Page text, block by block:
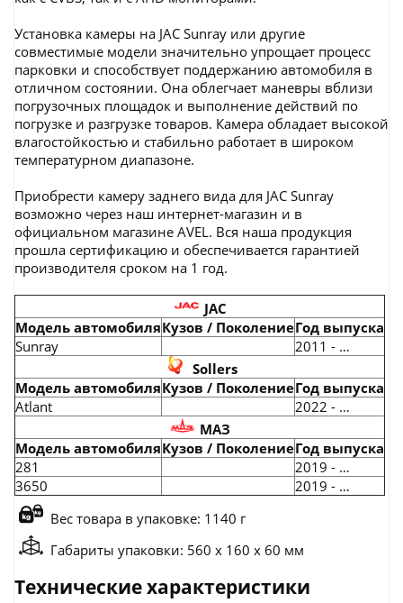
Установка камеры на JAC Sunray или другие
совместимые модели значительно упрощает процесс
парковки и способствует поддержанию автомобиля в
отличном состоянии. Она облегчает маневры вблизи
погрузочных площадок и выполнение действий по
погрузке и разгрузке товаров. Камера обладает высокой
влагостойкостью и стабильно работает в широком
температурном диапазоне.
Приобрести камеру заднего вида для JAC Sunray
возможно через наш интернет-магазин и в
официальном магазине AVEL. Вся наша продукция
прошла сертификацию и обеспечивается гарантией
производителя сроком на 1 год.
JAC
Модель автомобиляКузов / ПоколениеГод выпуска
Sunray
2011 - …
Sollers
Модель автомобиляКузов / ПоколениеГод выпуска
Atlant
2022 - …
МАЗ
Модель автомобиляКузов / ПоколениеГод выпуска
281
2019 - …
3650
2019 - …
Вес товара в упаковке: 1140 г
Габариты упаковки: 560 x 160 x 60 мм
Технические характеристики